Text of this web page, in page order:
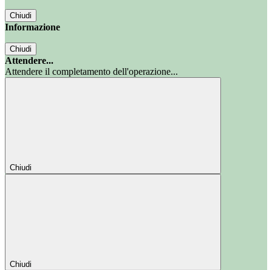
Chiudi
Informazione
Chiudi
Attendere...
Attendere il completamento dell'operazione...
Chiudi
Chiudi